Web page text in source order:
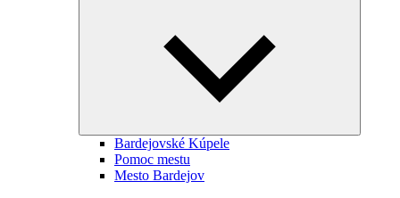
Bardejovské Kúpele
Pomoc mestu
Mesto Bardejov